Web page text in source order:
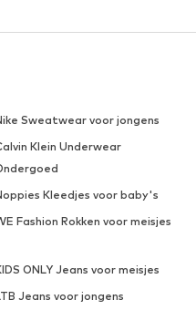
Sweatwear voor jongens
Klein Underwear
Kleedjes voor baby's
Fashion Rokken voor meisjes
ONLY Jeans voor meisjes
Jeans voor jongens